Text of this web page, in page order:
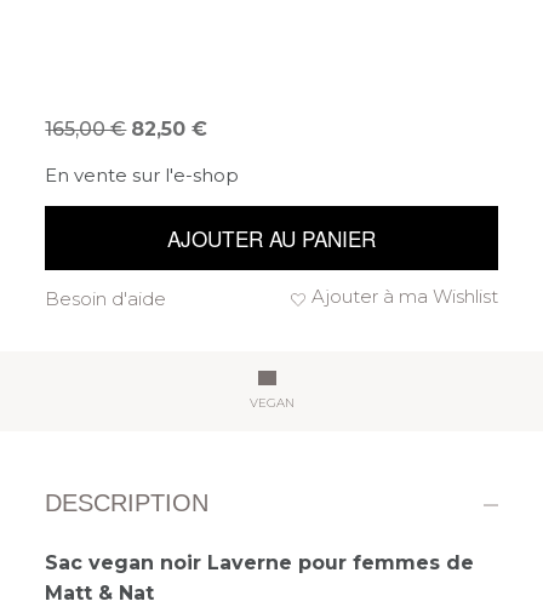
165,00 82,50
En vente sur l'e-shop
AJOUTER AU PANIER
Ajouter à ma Wishlist
Besoin d'aide
VEGAN
DESCRIPTION
Sac vegan noir Laverne pour femmes de
Matt & Nat